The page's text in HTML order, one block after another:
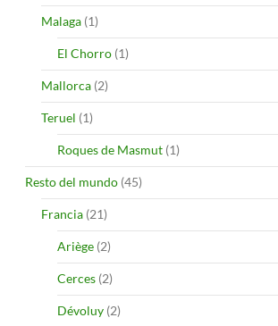
Malaga (1)
El Chorro (1)
Mallorca (2)
Teruel (1)
Roques de Masmut (1)
Resto del mundo (45)
Francia (21)
Ariège (2)
Cerces (2)
Dévoluy (2)